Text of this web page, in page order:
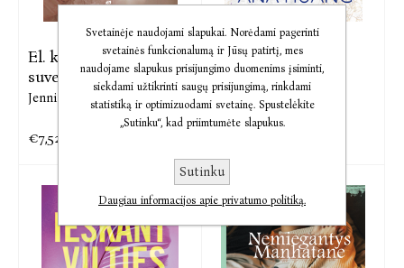
El. knyga Likimas vėl
suvedė
Jenni Fletcher
€7,52
Audio Puikybės
karalius
Ana Huang
Svetainėje naudojami slapukai. Norėdami pagerinti
svetainės funkcionalumą ir Jūsų patirtį, mes
naudojame slapukus prisijungimo duomenims įsiminti,
siekdami užtikrinti saugų prisijungimą, rinkdami
statistiką ir optimizuodami svetainę. Spustelėkite
„Sutinku“, kad priimtumėte slapukus.
Sutinku
Daugiau informacijos apie privatumo politiką.